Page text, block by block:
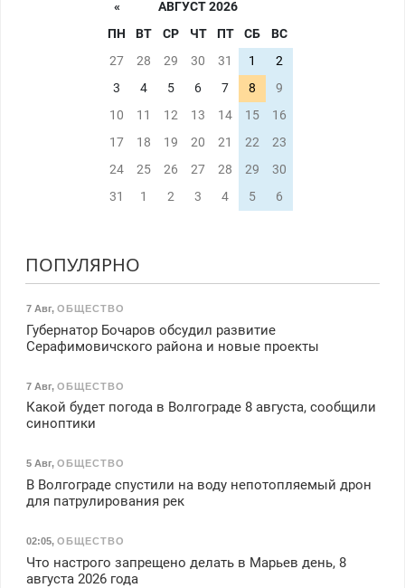
«
АВГУСТ 2026
ПН
ВТ СР ЧТ ПТ СБ
ВС
27
28 29 30 31 1
2
3
4 5 6 7 8
9
10
11 12 13 14 15
16
17
18 19 20 21 22
23
24
25 26 27 28 29
30
31
1 2 3 4 5 6
ПОПУЛЯРНО
7 Авг, ОБЩЕСТВО
Губернатор Бочаров обсудил развитие
Серафимовичского района и новые проекты
7 Авг, ОБЩЕСТВО
Какой будет погода в Волгограде 8 августа, сообщили
синоптики
5 Авг, ОБЩЕСТВО
В Волгограде спустили на воду непотопляемый дрон
для патрулирования рек
02:05, ОБЩЕСТВО
Что настрого запрещено делать в Марьев день, 8
августа 2026 года